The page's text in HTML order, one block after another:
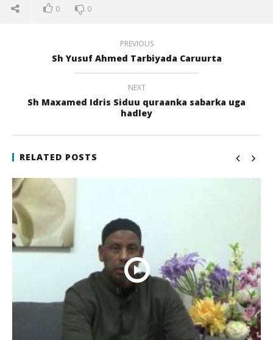
NOW VIEWING
21
2017
qubamedia
0 0
PREVIOUS
Sh Yusuf Ahmed Tarbiyada Caruurta
NEXT
Sh Maxamed Idris Siduu quraanka sabarka uga
hadley
RELATED POSTS